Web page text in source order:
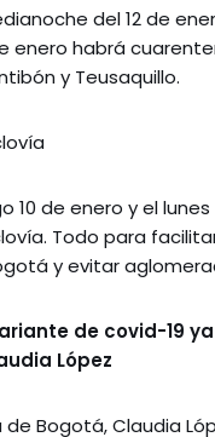
del 12 de
enero habrá
y Teusaquillo.
10 de enero y el
Todo para
y evitar
de covid-19
López
de Bogotá, Claudia